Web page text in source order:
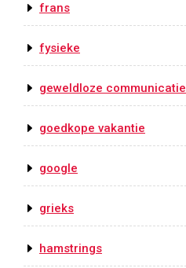
frans
fysieke
geweldloze communicatie
goedkope vakantie
google
grieks
hamstrings